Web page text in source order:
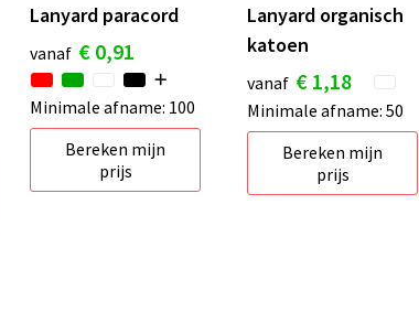
Lanyard paracord
vanaf € 0,91
Minimale afname: 100
Bereken mijn
prijs
Lanyard organisch
katoen
vanaf € 1,18
Minimale afname: 50
Bereken mijn
prijs